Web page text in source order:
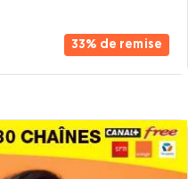
33% de remise